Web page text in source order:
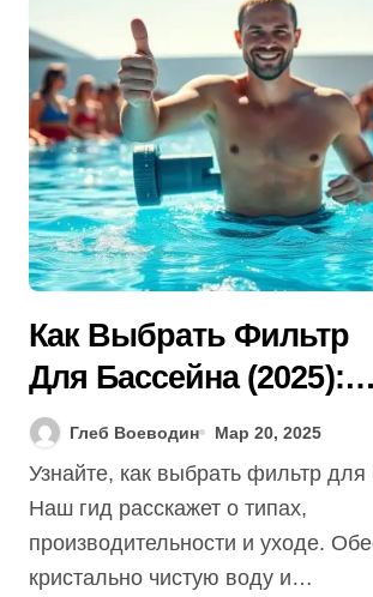
Как Выбрать Фильтр
Для Бассейна (2025):
Гид + Секреты Чистой
Воды!
Глеб Воеводин Мар 20, 2025
Узнайте, как выбрать фильтр для бассейна! 💧
Наш гид расскажет о типах,
производительности и уходе.
кристально чистую воду и…